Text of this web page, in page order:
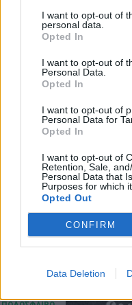
I want to opt-out of
personal data.
Opted In
I want to opt-out of
Personal Data.
Opted In
I want to opt-out of
Personal Data for
Opted In
I want to opt-out of
Retention, Sale,
Personal Data that
Purposes for which
Opted Out
CONFIRM
Data Deletion
Κύπελλο Ελλάδας: Ο
Ο Πανσερραϊκός
τον Απόλλωνα Πόντου.
16 Δεκεμβρίου 2022 14:43